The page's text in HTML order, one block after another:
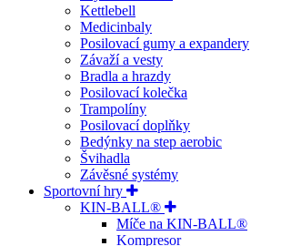
Kettlebell
Medicinbaly
Posilovací gumy a expandery
Závaží a vesty
Bradla a hrazdy
Posilovací kolečka
Trampolíny
Posilovací doplňky
Bedýnky na step aerobic
Švihadla
Závěsné systémy
Sportovní hry
KIN-BALL®
Míče na KIN-BALL®
Kompresor